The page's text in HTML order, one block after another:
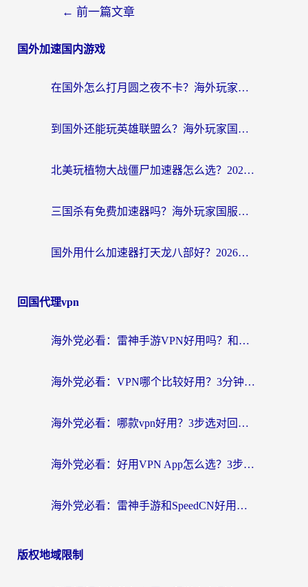
← 前一篇文章
国外加速国内游戏
在国外怎么打月圆之夜不卡？海外玩家国服游戏加速终极指南（附巴西英国游戏适配方案）
到国外还能玩英雄联盟么？海外玩家国服游戏畅玩终极指南
北美玩植物大战僵尸加速器怎么选？2026海外党必看的国服游戏加速指南
三国杀有免费加速器吗？海外玩家国服畅玩终极指南（附泰国南非专属解决方案）
国外用什么加速器打天龙八部好？2026海外玩家国服游戏加速全攻略
回国代理vpn
海外党必看：雷神手游VPN好用吗？和天速回国VPN对比哪个回国效果更好？附实用加速器选择指南
海外党必看：VPN哪个比较好用？3分钟找到适合你的回国加速方案
海外党必看：哪款vpn好用？3步选对回国加速器，无缝刷剧玩游戏
海外党必看：好用VPN App怎么选？3步教你无缝访问国内资源
海外党必看：雷神手游和SpeedCN好用吗？3招选对回国加速器无缝刷国内资源
版权地域限制